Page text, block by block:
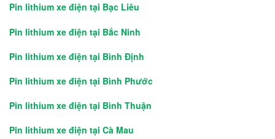
Pin lithium xe điện tại Bạc Liêu
Pin lithium xe điện tại Bắc Ninh
Pin lithium xe điện tại Bình Định
Pin lithium xe điện tại Bình Phước
Pin lithium xe điện tại Bình Thuận
Pin lithium xe điện tại Cà Mau